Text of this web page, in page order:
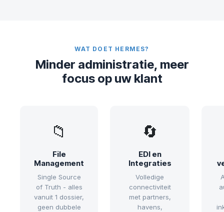
WAT DOET HERMES?
Minder administratie, meer
focus op uw klant
📁
File
Management
Single Source
of Truth - alles
vanuit 1 dossier,
geen dubbele
🔄
EDI en
Integraties
Volledige
connectiviteit
met partners,
havens,